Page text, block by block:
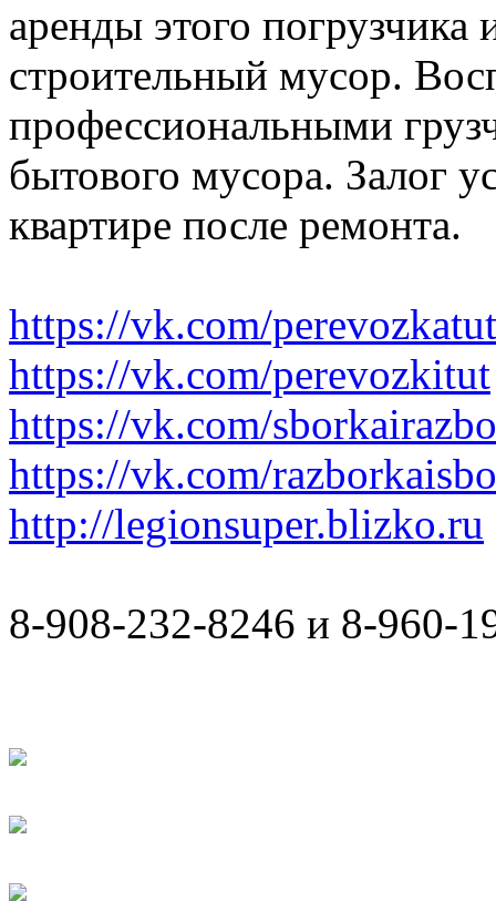
аренды этого
строительный мусор.
профессиональными
бытового мусора. Залог
квартире после ремонта.
https://vk.com/perevozkatut
https://vk.com/perevozkitut
https://vk.com/
https://vk.com/
http://legionsuper.blizko.ru
8-908-232-8246 и 8-960-